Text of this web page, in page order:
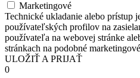
Marketingové
Technické ukladanie alebo prístup
používateľských profilov na
používateľa na webovej stránke
stránkach na podobné
ULOŽIŤ A PRIJAŤ
0